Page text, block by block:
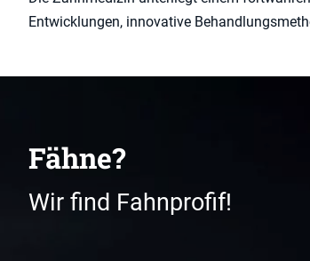
Entwicklungen, innovative
Fähne?
Wir find Fahnprofif!